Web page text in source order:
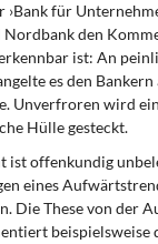
und
›Bank für
Nordbank den
ist: An
es den
Unverfroren wird
Hülle gesteckt.
ist offenkundig
eines
Die These von der
beispielsweise